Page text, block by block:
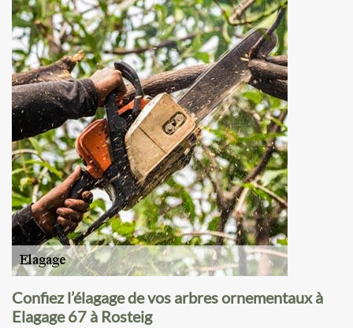
Confiez l’élagage de vos arbres ornementaux à
Elagage 67 à Rosteig